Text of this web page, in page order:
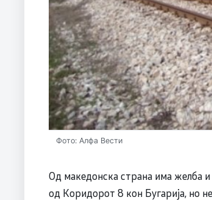
Фото: Алфа Вести
Од македонска страна има желба и
од Коридорот 8 кон Бугарија, но